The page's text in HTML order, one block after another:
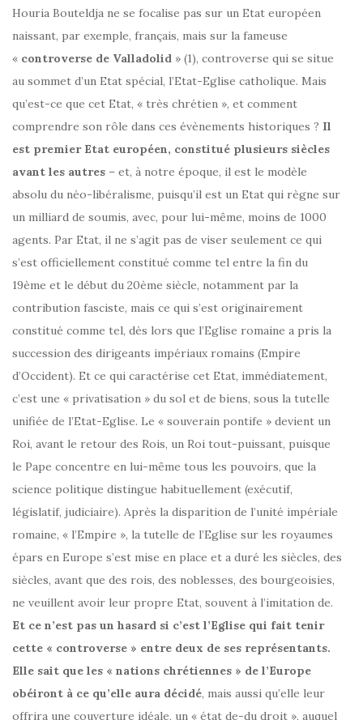
Houria Bouteldja ne se focalise pas sur un Etat européen
naissant, par exemple, français, mais sur la fameuse
« controverse de Valladolid » (1), controverse qui se situe
au sommet d’un Etat spécial, l’Etat-Eglise catholique. Mais
qu’est-ce que cet Etat, « très chrétien », et comment
comprendre son rôle dans ces évènements historiques ? Il
est premier Etat européen, constitué plusieurs siècles
avant les autres – et, à notre époque, il est le modèle
absolu du néo-libéralisme, puisqu’il est un Etat qui règne sur
un milliard de soumis, avec, pour lui-même, moins de 1000
agents. Par Etat, il ne s’agit pas de viser seulement ce qui
s’est officiellement constitué comme tel entre la fin du
19ème et le début du 20ème siècle, notamment par la
contribution fasciste, mais ce qui s’est originairement
constitué comme tel, dès lors que l’Eglise romaine a pris la
succession des dirigeants impériaux romains (Empire
d’Occident). Et ce qui caractérise cet Etat, immédiatement,
c’est une « privatisation » du sol et de biens, sous la tutelle
unifiée de l’Etat-Eglise. Le « souverain pontife » devient un
Roi, avant le retour des Rois, un Roi tout-puissant, puisque
le Pape concentre en lui-même tous les pouvoirs, que la
science politique distingue habituellement (exécutif,
législatif, judiciaire). Après la disparition de l’unité impériale
romaine, « l’Empire », la tutelle de l’Eglise sur les royaumes
épars en Europe s’est mise en place et a duré les siècles, des
siècles, avant que des rois, des noblesses, des bourgeoisies,
ne veuillent avoir leur propre Etat, souvent à l’imitation de.
Et ce n’est pas un hasard si c’est l’Eglise qui fait tenir
cette « controverse » entre deux de ses représentants.
Elle sait que les « nations chrétiennes » de l’Europe
obéiront à ce qu’elle aura décidé, mais aussi qu’elle leur
offrira une couverture idéale, un « état de-du droit », auquel